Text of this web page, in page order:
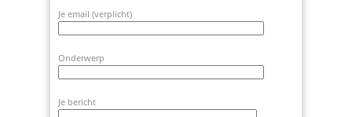
Je email (verplicht)
Onderwerp
Je bericht